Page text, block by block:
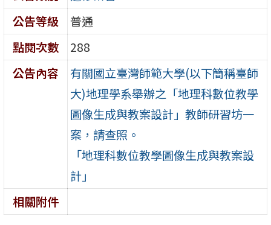
公告等級
普通
點閱次數
288
公告內容
有關國立臺灣師範大學(以下簡稱臺師
大)地理學系舉辦之「地理科數位教學
圖像生成與教案設計」教師研習坊一
案，請查照。
「地理科數位教學圖像生成與教案設
計」
相關附件